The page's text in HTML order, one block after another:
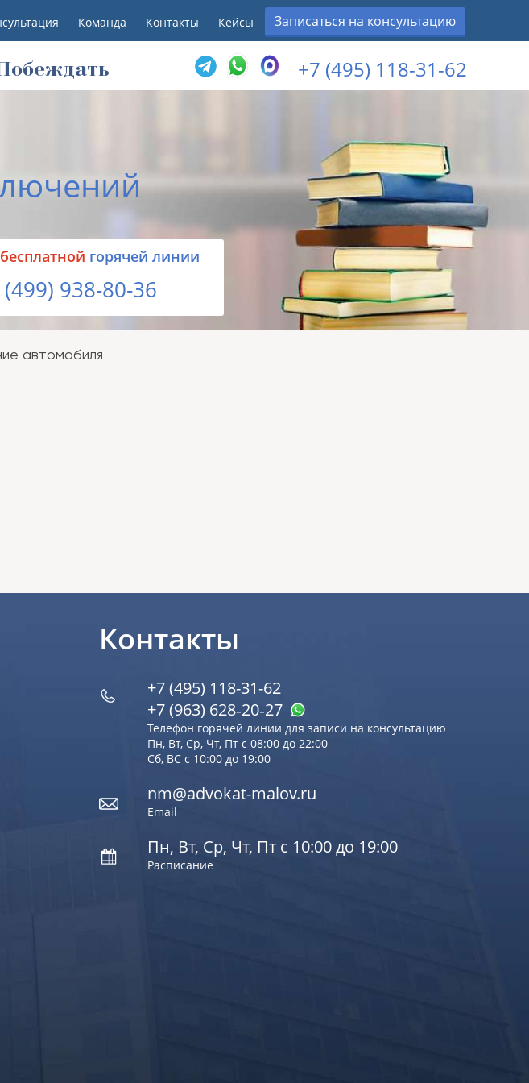
Команда Контакты Кейсы Записаться на консультацию
+7 (495) 118-31-62
бесплатной горячей линии
938-80-36
автомобиля
Контакты
+7 (495) 118-31-62
+7 (963) 628‑20‑27
Телефон горячей линии для записи на консультацию
Пн, Вт, Ср, Чт, Пт с 08:00 до 22:00
Сб, ВС с 10:00 до 19:00
nm@advokat-malov.ru
Email
Пн, Вт, Ср, Чт, Пт с 10:00 до 19:00
Расписание